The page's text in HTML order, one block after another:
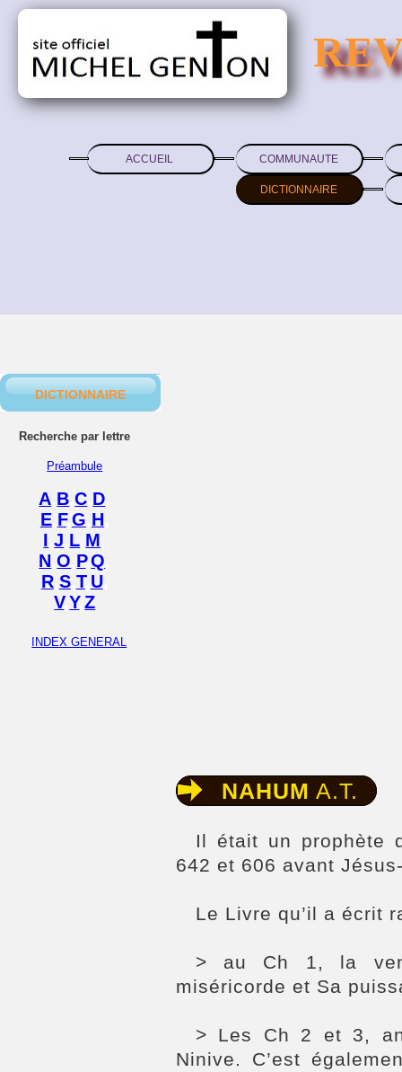
ACCUEIL COMMUNAUTE
DICTIONNAIRE
DICTIONNAIRE
Recherche par lettre
Préambule
A B ,C D
E, F,G H
I ,J L M
N ,O P,Q
R, S, T, U,
V,Y,Z
INDEX GENERAL
NAHUM A.T.
Il était un prophète
642 et 606 avant
Le Livre qu’il a écrit
> au Ch 1, la
miséricorde et Sa
> Les Ch 2 et 3,
Ninive. C’est